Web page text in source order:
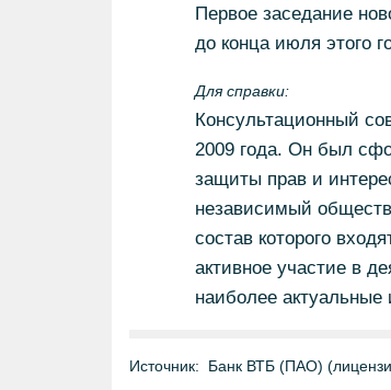
Первое заседание
до конца июля этого
Для справки:
Консультационный
2009 года. Он был
защиты прав и
независимый
состав которого
активное участие в
наиболее
Источник: Банк ВТБ (ПАО)